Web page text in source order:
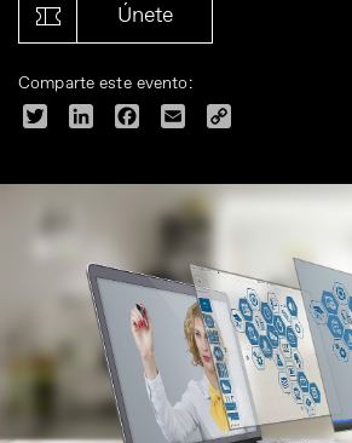
Únete
Comparte este evento:
Twitter LinkedInFacebook
Email